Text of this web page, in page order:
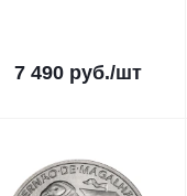
7 490руб./шт